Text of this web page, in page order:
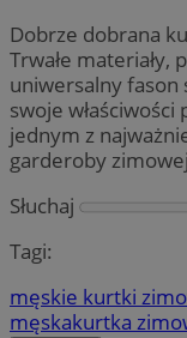
Dobrze dobrana
Trwałe materiały,
uniwersalny fason
swoje
jednym z
garderoby
Słuchaj
Tagi:
męskie kurtki
męskakurtka